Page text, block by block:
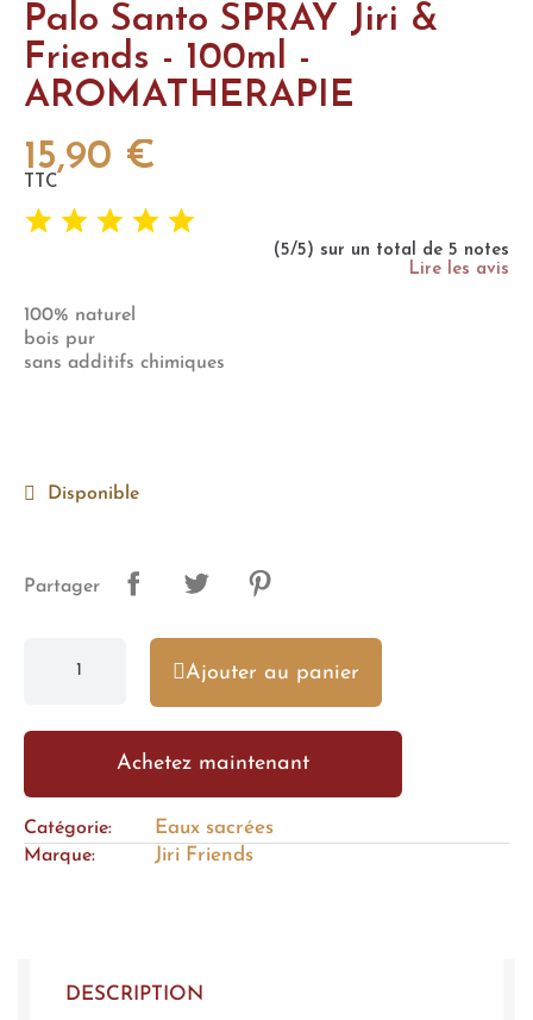
Palo Santo SPRAY Jiri &
Friends - 100ml -
AROMATHERAPIE
15,90 €
TTC
(5/5) sur un total de 5 notes
Lire les avis
100% naturel
bois pur
sans additifs chimiques
Disponible
Partager
Ajouter au panier
Achetez maintenant
Catégorie Eaux sacrées
Marque Jiri Friends
DESCRIPTION